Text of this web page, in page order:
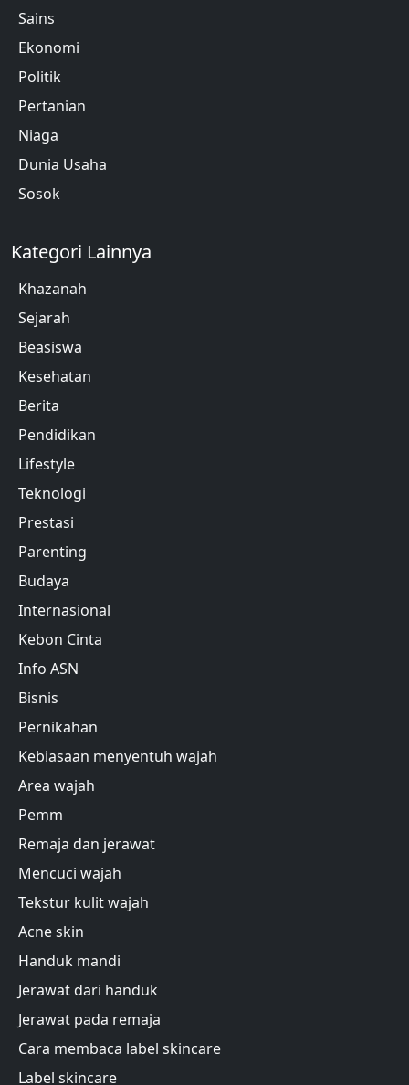
Sains
Ekonomi
Politik
Pertanian
Niaga
Dunia Usaha
Sosok
Kategori Lainnya
Khazanah
Sejarah
Beasiswa
Kesehatan
Berita
Pendidikan
Lifestyle
Teknologi
Prestasi
Parenting
Budaya
Internasional
Kebon Cinta
Info ASN
Bisnis
Pernikahan
Kebiasaan menyentuh wajah
Area wajah
Pemm
Remaja dan jerawat
Mencuci wajah
Tekstur kulit wajah
Acne skin
Handuk mandi
Jerawat dari handuk
Jerawat pada remaja
Cara membaca label skincare
Label skincare